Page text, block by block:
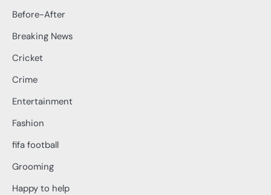
Before-After
Breaking News
Cricket
Crime
Entertainment
Fashion
fifa football
Grooming
Happy to help